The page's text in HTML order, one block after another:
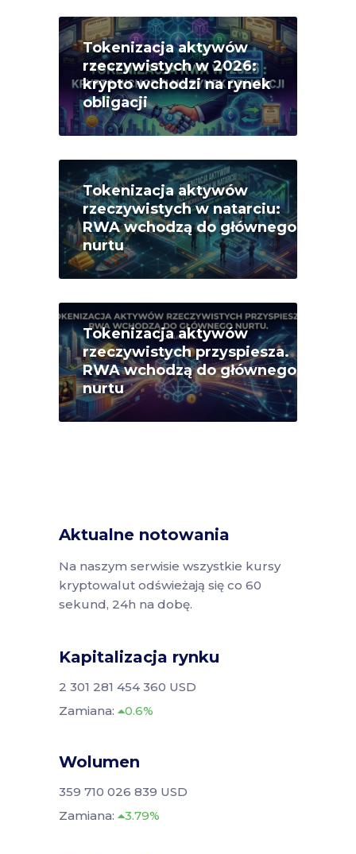
Tokenizacja aktywów
rzeczywistych w 2026:
krypto wchodzi na rynek
obligacji
Tokenizacja aktywów
rzeczywistych w natarciu:
RWA wchodzą do głównego
nurtu
Tokenizacja aktywów
rzeczywistych przyspiesza.
RWA wchodzą do głównego
nurtu
Aktualne notowania
Na naszym serwisie wszystkie kursy
kryptowalut odświeżają się co 60
sekund, 24h na dobę.
Kapitalizacja rynku
2 301 281 454 360 USD
Zamiana:
0.6%
Wolumen
359 710 026 839 USD
Zamiana:
3.79%